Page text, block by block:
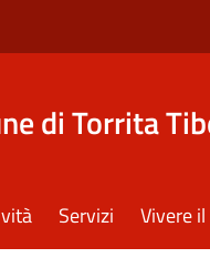
di Torrita
Servizi Vivere